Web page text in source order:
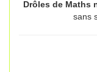
Drôles de Maths
sans